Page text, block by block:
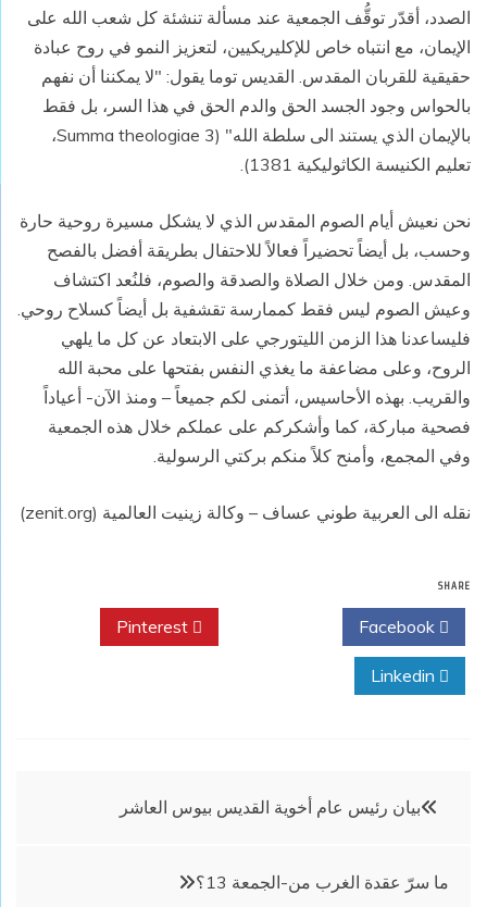
الصدد، أقدّر توقُّف الجمعية عند مسألة تنشئة كل شعب الله على
الإيمان، مع انتباه خاص للإكليريكيين، لتعزيز النمو في روح عبادة
حقيقية للقربان المقدس. القديس توما يقول: "لا يمكننا أن نفهم
بالحواس وجود الجسد الحق والدم الحق في هذا السر، بل فقط
بالإيمان الذي يستند الى سلطة الله" (Summa theologiae 3،
تعليم الكنيسة الكاثوليكية 1381).
نحن نعيش أيام الصوم المقدس الذي لا يشكل مسيرة روحية حارة
وحسب، بل أيضاً تحضيراً فعالاً للاحتفال بطريقة أفضل بالفصح
المقدس. ومن خلال الصلاة والصدقة والصوم، فلنُعد اكتشاف
وعيش الصوم ليس فقط كممارسة تقشفية بل أيضاً كسلاح روحي.
فليساعدنا هذا الزمن الليتورجي على الابتعاد عن كل ما يلهي
الروح، وعلى مضاعفة ما يغذي النفس بفتحها على محبة الله
والقريب. بهذه الأحاسيس، أتمنى لكم جميعاً – ومنذ الآن- أعياداً
فصحية مباركة، كما وأشكركم على عملكم خلال هذه الجمعية
وفي المجمع، وأمنح كلاً منكم بركتي الرسولية.
نقله الى العربية طوني عساف – وكالة زينيت العالمية (zenit.org)
SHARE
تصفّحبيان رئيس عام أخوية القديس بيوس العاشر
ما سرّ عقدة الغرب من-الجمعة 13؟